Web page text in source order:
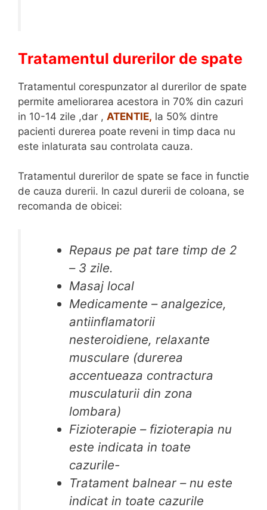
Tratamentul durerilor de spate
Tratamentul corespunzator al durerilor de spate
permite ameliorarea acestora in 70% din cazuri
in 10-14 zile ,dar , ATENTIE, la 50% dintre
pacienti durerea poate reveni in timp daca nu
este inlaturata sau controlata cauza.
Tratamentul durerilor de spate se face in functie
de cauza durerii. In cazul durerii de coloana, se
recomanda de obicei:
Repaus pe pat tare timp de 2
– 3 zile.
Masaj local
Medicamente – analgezice,
antiinflamatorii
nesteroidiene, relaxante
musculare (durerea
accentueaza contractura
musculaturii din zona
lombara)
Fizioterapie – fizioterapia nu
este indicata in toate
cazurile-
Tratament balnear – nu este
indicat in toate cazurile